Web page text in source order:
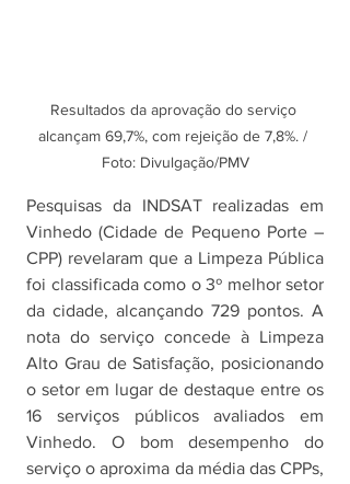
Resultados da aprovação do serviço
alcançam 69,7%, com rejeição de 7,8%. /
Foto: Divulgação/PMV
Pesquisas da INDSAT realizadas em
Vinhedo (Cidade de Pequeno Porte –
CPP) revelaram que a Limpeza Pública
foi classificada como o 3º melhor setor
da cidade, alcançando 729 pontos. A
nota do serviço concede à Limpeza
Alto Grau de Satisfação, posicionando
o setor em lugar de destaque entre os
16 serviços públicos avaliados em
Vinhedo. O bom desempenho do
serviço o aproxima da média das CPPs,